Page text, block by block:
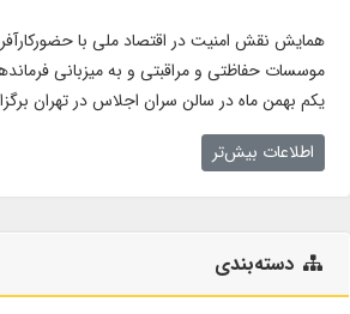
همایش نقش امنیت در اقتصاد ملی با
موسسات حفاظتی و مراقبتی و به میزبانی
یکم بهمن ماه در سالن سران اجلاس در تهران
اطلاعات بیش‌تر
دسته‌بندی